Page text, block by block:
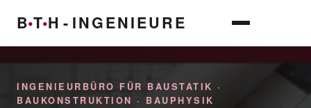
B•T•H - INGENIEURE
INGENIEURBÜRO FÜR BAUSTATIK ·
BAUKONSTRUKTION · BAUPHYSIK